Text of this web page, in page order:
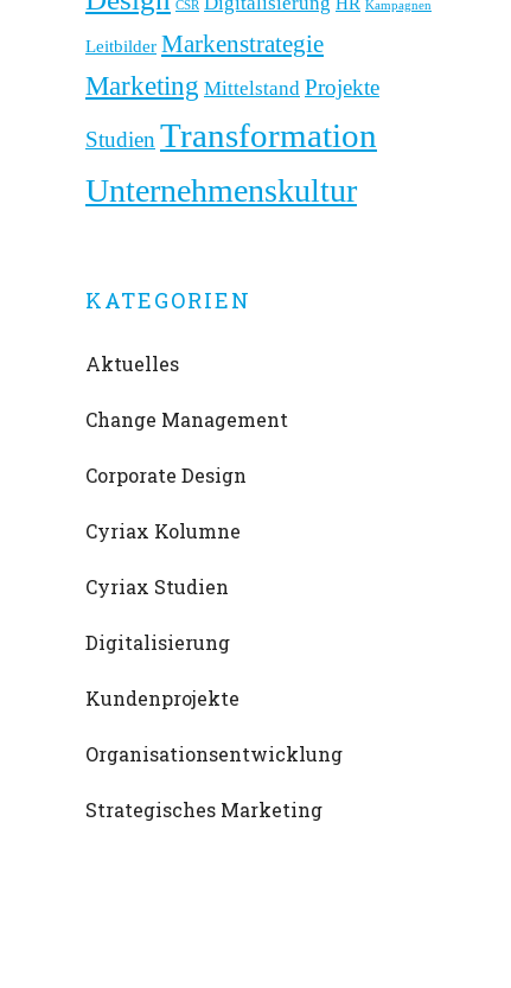
CSR Kampagnen
Leitbilder Markenstrategie
Marketing Mittelstand Projekte
Studien Transformation
Unternehmenskultur
KATEGORIEN
Aktuelles
Change Management
Corporate Design
Cyriax Kolumne
Cyriax Studien
Digitalisierung
Kundenprojekte
Organisationsentwicklung
Strategisches Marketing